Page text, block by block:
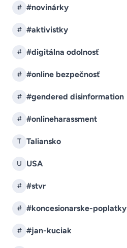
# #novinárky
# #aktivistky
# #digitálna odolnosť
# #online bezpečnosť
# #gendered disinformation
# #onlineharassment
T Taliansko
U USA
# #stvr
# #koncesionarske-poplatky
# #jan-kuciak